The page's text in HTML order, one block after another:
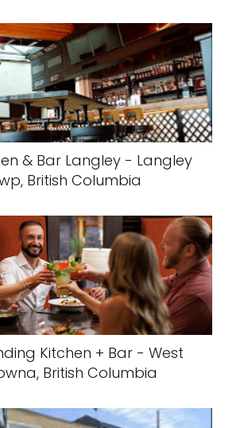
& Bar Langley - Langley
British Columbia
Kitchen + Bar - West
British Columbia